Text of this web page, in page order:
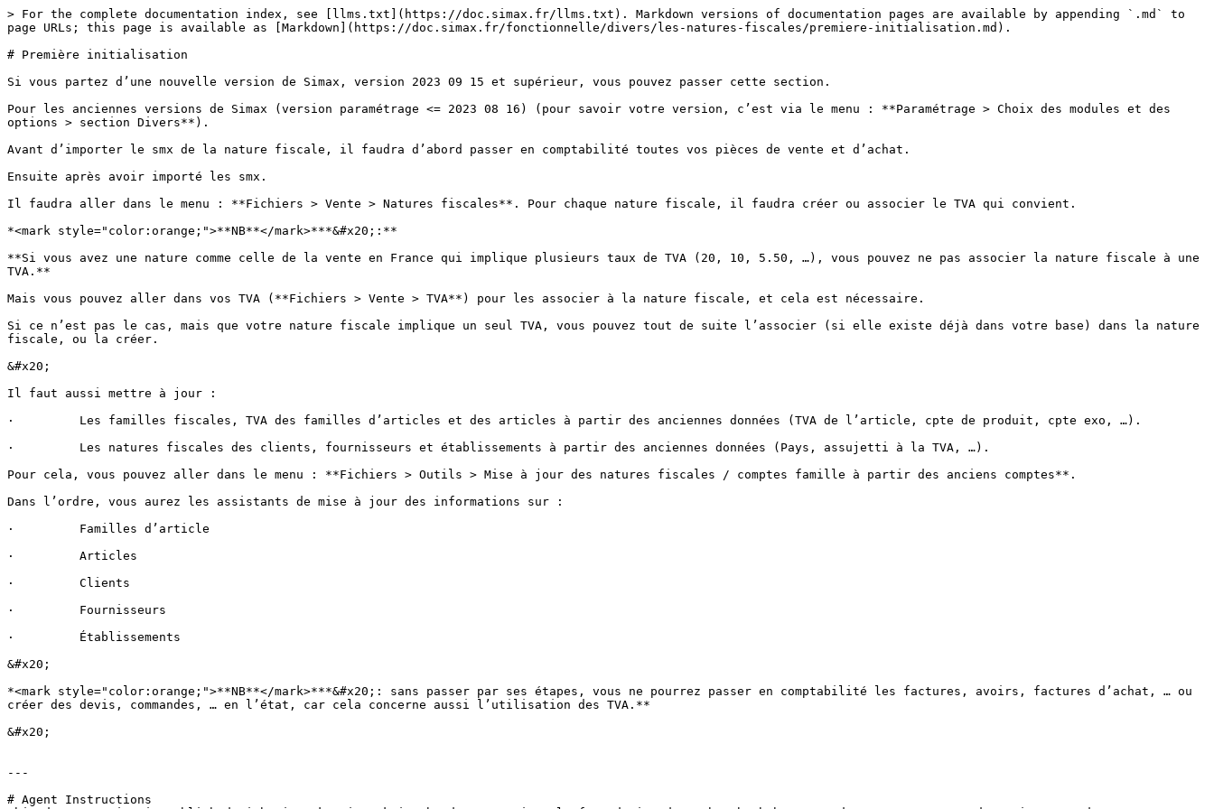
> For the complete documentation index, see [llms.txt](https://doc.simax.fr/llms.txt). Markdown versions of documentation pages are available by appending `.md` to
page URLs; this page is available as [Markdown](https://doc.simax.fr/fonctionnelle/divers/les-natures-fiscales/premiere-initialisation.md).
# Première initialisation
Si vous partez d’une nouvelle version de Simax, version 2023 09 15 et supérieur, vous pouvez passer cette section.
Pour les anciennes versions de Simax (version paramétrage <= 2023 08 16) (pour savoir votre version, c’est via le menu : **Paramétrage > Choix des modules et des
options > section Divers**).
Avant d’importer le smx de la nature fiscale, il faudra d’abord passer en comptabilité toutes vos pièces de vente et d’achat.
Ensuite après avoir importé les smx.
Il faudra aller dans le menu : **Fichiers > Vente > Natures fiscales**. Pour chaque nature fiscale, il faudra créer ou associer le TVA qui convient.
*<mark style="color:orange;">**NB**</mark>***&#x20;:**
**Si vous avez une nature comme celle de la vente en France qui implique plusieurs taux de TVA (20, 10, 5.50, …), vous pouvez ne pas associer la nature fiscale à une
TVA.**
Mais vous pouvez aller dans vos TVA (**Fichiers > Vente > TVA**) pour les associer à la nature fiscale, et cela est nécessaire.
Si ce n’est pas le cas, mais que votre nature fiscale implique un seul TVA, vous pouvez tout de suite l’associer (si elle existe déjà dans votre base) dans la nature
fiscale, ou la créer.
&#x20;
Il faut aussi mettre à jour :
·         Les familles fiscales, TVA des familles d’articles et des articles à partir des anciennes données (TVA de l’article, cpte de produit, cpte exo, …).
·         Les natures fiscales des clients, fournisseurs et établissements à partir des anciennes données (Pays, assujetti à la TVA, …).
Pour cela, vous pouvez aller dans le menu : **Fichiers > Outils > Mise à jour des natures fiscales / comptes famille à partir des anciens comptes**.
Dans l’ordre, vous aurez les assistants de mise à jour des informations sur :
·         Familles d’article
·         Articles
·         Clients
·         Fournisseurs
·         Établissements
&#x20;
*<mark style="color:orange;">**NB**</mark>***&#x20;: sans passer par ses étapes, vous ne pourrez passer en comptabilité les factures, avoirs, factures d’achat, … ou
créer des devis, commandes, … en l’état, car cela concerne aussi l’utilisation des TVA.**
&#x20;
---
# Agent Instructions